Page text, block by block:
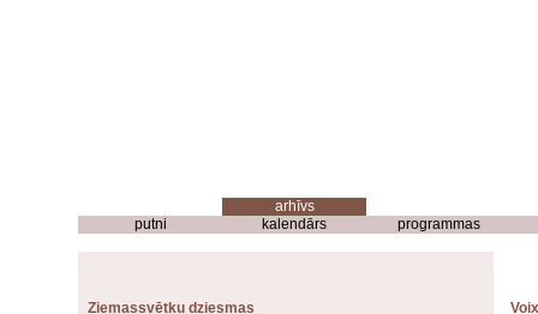
putni kalendārs programmas
Ziemassvētku dziesmas